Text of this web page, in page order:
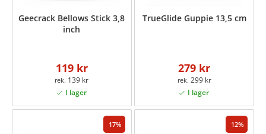
Geecrack Bellows Stick 3,8
inch
119 kr
139 kr
TrueGlide Guppie 13,5 cm
279 kr
299 kr
17 12